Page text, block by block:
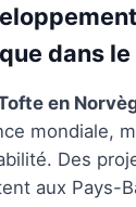
dans le
en
mondiale,
Des
aux Pays-